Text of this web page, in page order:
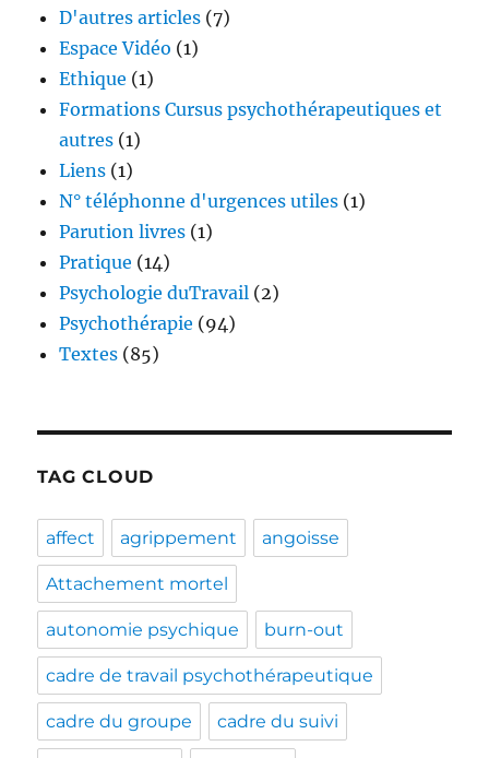
D'autres articles (7)
Espace Vidéo (1)
Ethique (1)
Formations Cursus psychothérapeutiques et
autres (1)
Liens (1)
N° téléphonne d'urgences utiles (1)
Parution livres (1)
Pratique (14)
Psychologie duTravail (2)
Psychothérapie (94)
Textes (85)
TAG CLOUD
affect agrippement angoisse
Attachement mortel
autonomie psychique burn-out
cadre de travail psychothérapeutique
cadre du groupe cadre du suivi